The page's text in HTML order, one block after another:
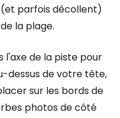
parfois décollent)
la plage.
l'axe de la piste pour
dessus de votre tête,
sur les bords de
photos de côté